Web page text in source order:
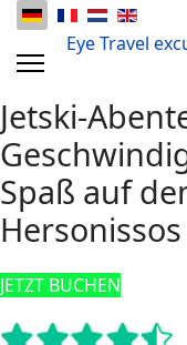
Eye Travel
Jetski-
Spaß auf
Hersonissos
JETZT BUCHEN